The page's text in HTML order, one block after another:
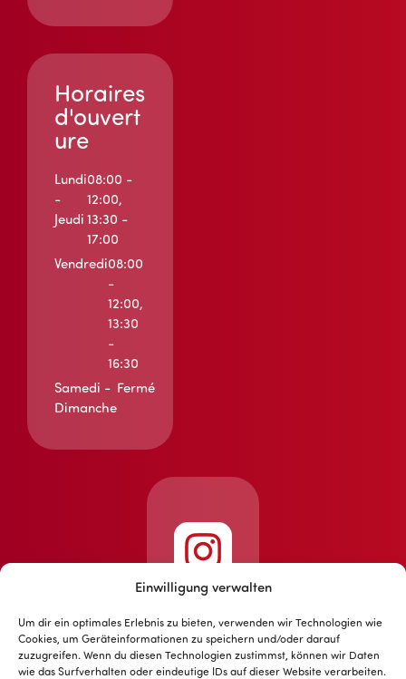
Einwilligung verwalten
Um dir ein optimales Erlebnis zu bieten, verwenden wir Technologien wie
Cookies, um Geräteinformationen zu speichern und/oder darauf
zuzugreifen. Wenn du diesen Technologien zustimmst, können wir Daten
wie das Surfverhalten oder eindeutige IDs auf dieser Website verarbeiten.
Horaires
d'ouvert
ure
Lundi
-
Jeudi
08:00 -
12:00,
13:30 -
17:00
Vendredi08:00
-
12:00,
13:30
-
16:30
Samedi -
Dimanche
Fermé